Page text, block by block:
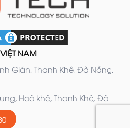
NAM
Gián, Thanh Khê, Đà Nẵng,
Hoà khê, Thanh Khê, Đà